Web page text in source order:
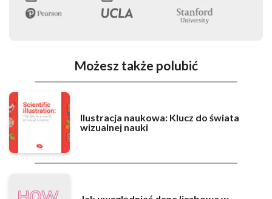
Możesz także polubić
Ilustracja naukowa: Klucz do świata
wizualnej nauki